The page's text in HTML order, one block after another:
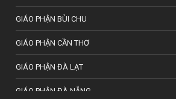
GIÁO PHẬN BÙI CHU
GIÁO PHẬN CẦN THƠ
GIÁO PHẬN ĐÀ LẠT
GIÁO PHẬN ĐÀ NẴNG